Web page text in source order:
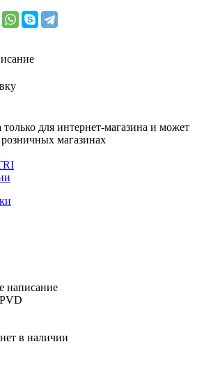
для интернет-магазина и может
магазинах
написание
в наличии